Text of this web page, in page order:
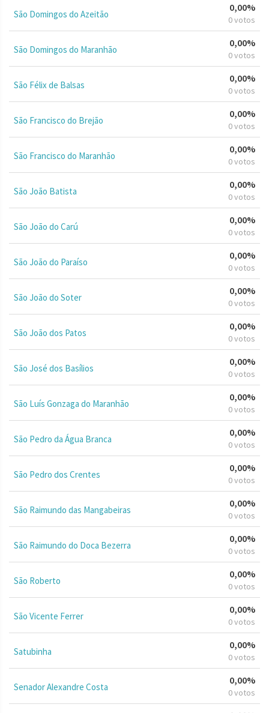
São Domingos do Azeitão
0,00%
0 votos
São Domingos do Maranhão
0,00%
0 votos
São Félix de Balsas
0,00%
0 votos
São Francisco do Brejão
0,00%
0 votos
São Francisco do Maranhão
0,00%
0 votos
São João Batista
0,00%
0 votos
São João do Carú
0,00%
0 votos
São João do Paraíso
0,00%
0 votos
São João do Soter
0,00%
0 votos
São João dos Patos
0,00%
0 votos
São José dos Basílios
0,00%
0 votos
São Luís Gonzaga do Maranhão
0,00%
0 votos
São Pedro da Água Branca
0,00%
0 votos
São Pedro dos Crentes
0,00%
0 votos
São Raimundo das Mangabeiras
0,00%
0 votos
São Raimundo do Doca Bezerra
0,00%
0 votos
São Roberto
0,00%
0 votos
São Vicente Ferrer
0,00%
0 votos
Satubinha
0,00%
0 votos
Senador Alexandre Costa
0,00%
0 votos